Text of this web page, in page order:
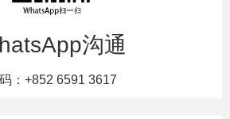
沟通
：+852 6591 3617